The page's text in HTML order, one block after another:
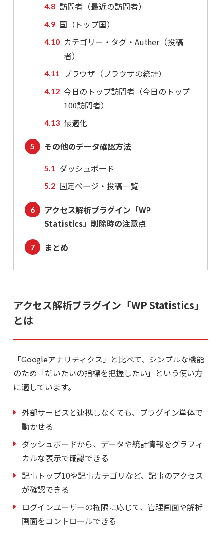
訪問者（最近の訪問者）
国（トップ国）
カテゴリー・タグ・Auther（投稿
者）
ブラウザ（ブラウザの統計）
今日のトップ訪問者（今日のトップ
100訪問者）
最適化
その他のデータ確認方法
ダッシュボード
固定ページ・投稿一覧
アクセス解析プラグイン「WP
Statistics」削除時の注意点
まとめ
アクセス解析プラグイン「WP Statistics」
とは
「Googleアナリティクス」と比べて、シンプルな機能
のため「だいたいの指標を把握したい」という使い方
に適しています。
外部サービスと連携しなくても、プラグイン単体で
動かせる
ダッシュボードから、データや統計情報をグラフィ
カルな表示で確認できる
記事トップ10や記事カテゴリなど、記事のアクセス
が確認できる
ログインユーザーの権限に応じて、管理画面や解析
画面をコントロールできる